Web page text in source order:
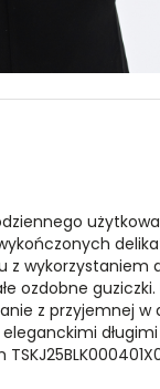
z wykorzystaniem
ozdobne
z przyjemnej w